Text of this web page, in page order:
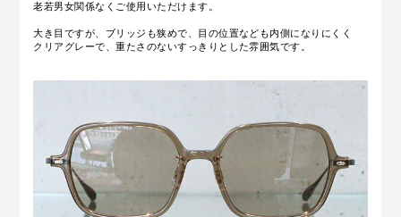
老若男女関係なくご使用いただけます。
大き目ですが、ブリッジも狭めで、目の位置なども内側になりにくく
クリアグレーで、重たさのないすっきりとした雰囲気です。